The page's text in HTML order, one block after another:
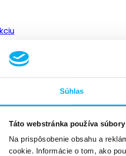
Súhlas
Táto webstránka používa
Na prispôsobenie obsahu a
cookie. Informácie o tom, ako